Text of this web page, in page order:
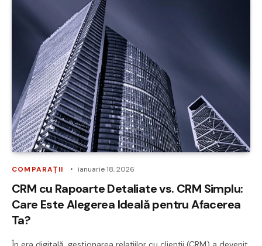
COMPARAȚII ianuarie 18, 2026
CRM cu Rapoarte Detaliate vs. CRM Simplu:
Care Este Alegerea Ideală pentru Afacerea
Ta?